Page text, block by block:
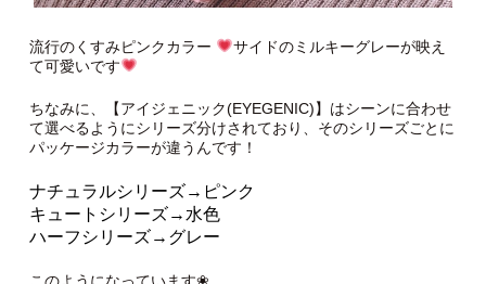
流行のくすみピンクカラー
サイドの︎︎︎︎︎︎ミルキーグレーが映え
て可愛いです
ちなみに、【アイジェニック(EYEGENIC)】はシーンに合わせ
て選べるようにシリーズ分けされており、そのシリーズごとに
パッケージカラーが違うんです！
ナチュラルシリーズ→ピンク
キュートシリーズ→水色
ハーフシリーズ→グレー